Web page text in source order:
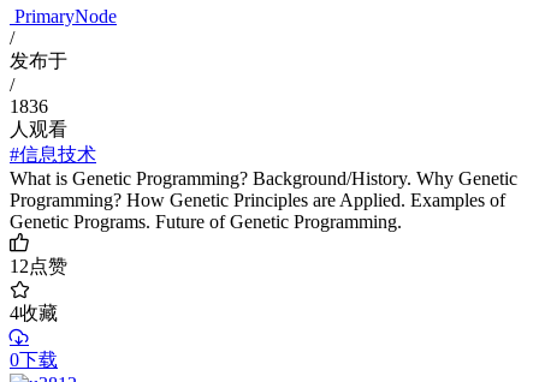
PrimaryNode
/
发布于
/
1836
人观看
#信息技术
What is Genetic Programming? Background/History. Why Genetic
Programming? How Genetic Principles are Applied. Examples of
Genetic Programs. Future of Genetic Programming.
12点赞
4收藏
0下载